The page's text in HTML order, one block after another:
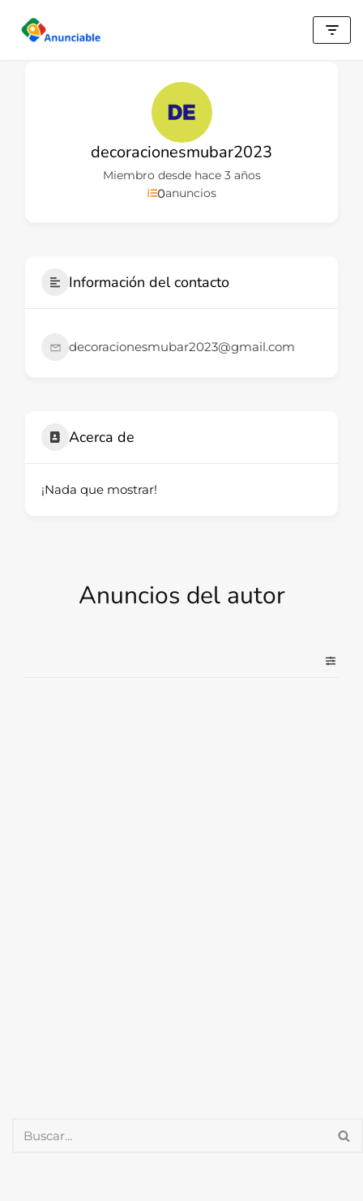
Saltar
decoracionesmubar2023
Miembro desde hace 3 años
0anuncios
Información del contacto
decoracionesmubar2023@gmail.com
Acerca de
¡Nada que mostrar!
Anuncios del autor